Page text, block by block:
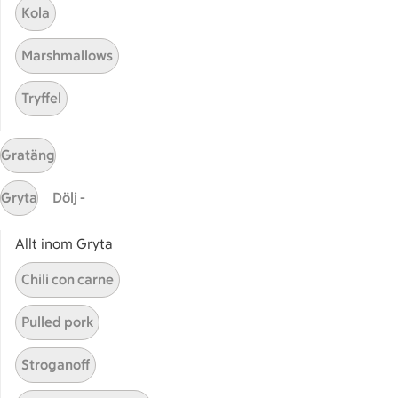
Bli stammis
Stammis Student
Stammis Husdjur
Partnererbjudanden
Våra ICA-kort
ICA
ICAs egna varor
ICA Gruppen
ICA Nära
ICA Supermarket
ICA Kvantum
ICA Maxi
Utvalda leverantörer
Annonsera
Jobba på ICA
Kola
Marshmallows
Tryffel
Gratäng
Gryta Dölj -
Allt inom Gryta
Chili con carne
Pulled pork
Stroganoff